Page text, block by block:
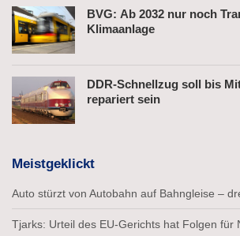
BVG: Ab 2032 nur noch
Klimaanlage
DDR-Schnellzug soll bis
repariert sein
Meistgeklickt
Auto stürzt von Autobahn auf Bahngleise –
Tjarks: Urteil des EU-Gerichts hat Folgen für